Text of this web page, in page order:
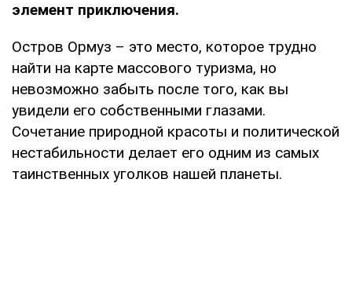
элемент приключения.
Остров Ормуз – это место, которое трудно
найти на карте массового туризма, но
невозможно забыть после того, как вы
увидели его собственными глазами.
Сочетание природной красоты и политической
нестабильности делает его одним из самых
таинственных уголков нашей планеты.